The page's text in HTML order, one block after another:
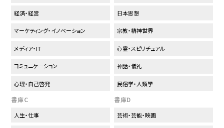
経済・経営
マーケティング・イノベーション
メディア・IT
コミュニケーション
心理・自己啓発
日本思想
宗教・精神世界
心霊・スピリチュアル
神話・儀礼
民俗学・人類学
書庫C
人生・仕事
書庫D
芸術・芸能・映画